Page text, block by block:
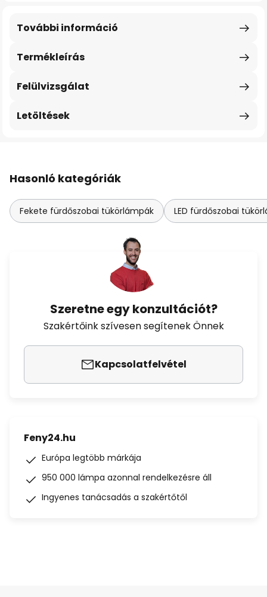
Termékleírás
További információ
Felülvizsgálat
Letöltések
Hasonló kategóriák
Fekete fürdőszobai tükörlámpák LED fürdőszobai
Szeretne egy konzultációt?
Szakértőink szívesen segítenek Önnek
Kapcsolatfelvétel
Feny24.hu
Európa legtöbb márkája
950 000 lámpa azonnal rendelkezésre áll
Ingyenes tanácsadás a szakértőtől